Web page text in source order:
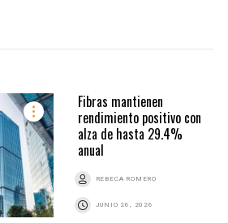
Fibras mantienen
rendimiento positivo con
alza de hasta 29.4%
anual
REBECA ROMERO
JUNIO 26, 2026